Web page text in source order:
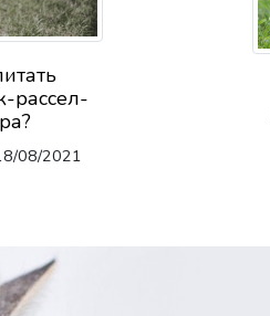
рассел-
08/2021